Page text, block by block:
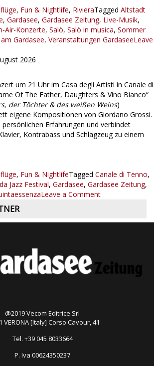
, Fun & Nightlife, RivieraTagged Altstadt
, Gardasee, Gardasee Zeitung, Live-Musik,
Air-Konzerte, Salò, Salò in musica, Sommer
Gardasee, Veranstaltungen GardaseeLeave
2026
um 21 Uhr im Casa degli Artisti in Canale di
Of The Father, Daughters & Vino Bianco“
der Töchter & des weißen Weins)
eigene Kompositionen von Giordano Grossi.
Erfahrungen und verbindet
Kontrabass und Schlagzeug zu einem
, Fun & NightlifeTagged Canale di Tenno,
Jazz Festival, Gardasee, Gardasee Zeitung,
Leave a Comment
@2019 Vecom Editrice Srl
VERONA [Italy] Corso Cavour, 41
Tel. +39 045 8033664
P. Iva 00624350237